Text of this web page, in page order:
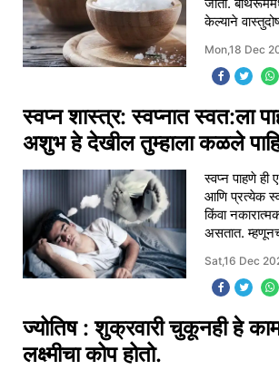
केल्याने
घरभर पसरू
Mon,18 Dec
स्वप्न शास्त्र: स्वप्नात स्वत:ला
अशुभ हे देखील तुम्हाला कळले
स्वप्न पाहणे
आणि प्रत्येक
किंवा
असतात.
कारण त्यांचा
काहीतरी
Sat,16 Dec
ज्योतिष : शुक्रवारी चुकूनही हे
लक्ष्मीचा कोप होतो.